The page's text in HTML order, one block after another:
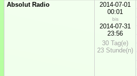
Absolut Radio
2014-07-01
00:01
bis
2014-07-31
23:56
30 Tag(e)
23 Stunde(n)